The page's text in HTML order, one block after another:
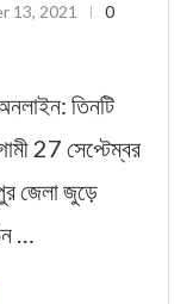
13, 2021
0
তিনটি
27 সেপ্টেম্বর
জেলা জুড়ে
…